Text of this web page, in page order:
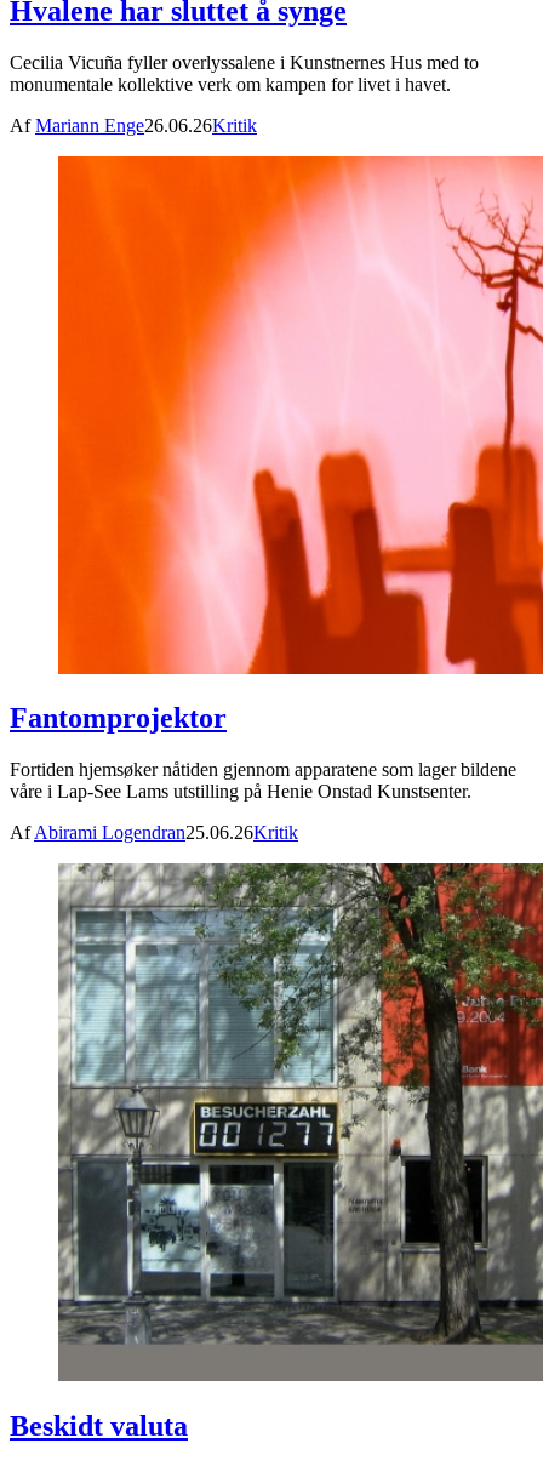
Hvalene har sluttet å synge
Cecilia Vicuña fyller overlyssalene i Kunstnernes Hus med to
monumentale kollektive verk om kampen for livet i havet.
AfMariann Enge26.06.26Kritik
Fantomprojektor
Fortiden hjemsøker nåtiden gjennom apparatene som lager bildene
våre i Lap-See Lams utstilling på Henie Onstad Kunstsenter.
AfAbirami Logendran25.06.26Kritik
Beskidt valuta